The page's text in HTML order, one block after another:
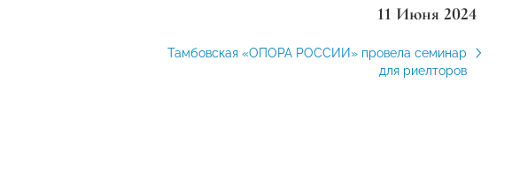
11 Июня 2024
Тамбовская «ОПОРА РОССИИ» провела семинар
для риелторов